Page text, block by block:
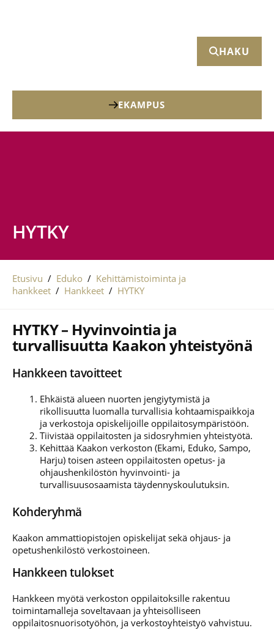
HAKU
EKAMPUS
HYTKY
Etusivu / Eduko / Kehittämistoiminta ja
hankkeet / Hankkeet / HYTKY
HYTKY – Hyvinvointia ja
turvallisuutta Kaakon yhteistyönä
Hankkeen tavoitteet
Ehkäistä alueen nuorten jengiytymistä ja
rikollisuutta luomalla turvallisia kohtaamispaikkoja
ja verkostoja opiskelijoille oppilaitosympäristöön.
Tiivistää oppilaitosten ja sidosryhmien yhteistyötä.
Kehittää Kaakon verkoston (Ekami, Eduko, Sampo,
Harju) toisen asteen oppilaitosten opetus- ja
ohjaushenkilöstön hyvinvointi- ja
turvallisuusosaamista täydennyskoulutuksin.
Kohderyhmä
Kaakon ammattiopistojen opiskelijat sekä ohjaus- ja
opetushenkilöstö verkostoineen.
Hankkeen tulokset
Hankkeen myötä verkoston oppilaitoksille rakentuu
toimintamalleja soveltavaan ja yhteisölliseen
oppilaitosnuorisotyöhön, ja verkostoyhteistyö vahvistuu.